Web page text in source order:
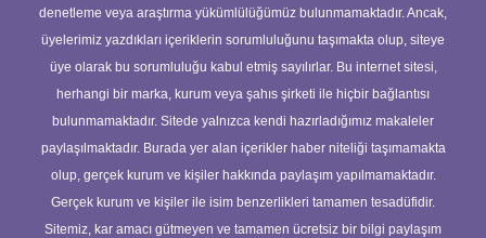
denetleme veya araştırma yükümlülüğümüz bulunmamaktadır. Ancak,
üyelerimiz yazdıkları içeriklerin sorumluluğunu taşımakta olup, siteye
üye olarak bu sorumluluğu kabul etmiş sayılırlar. Bu internet sitesi,
herhangi bir marka, kurum veya şahıs şirketi ile hiçbir bağlantısı
bulunmamaktadır. Sitede yalnızca kendi hazırladığımız makaleler
paylaşılmaktadır. Burada yer alan içerikler haber niteliği taşımamakta
olup, gerçek kurum ve kişiler hakkında paylaşım yapılmamaktadır.
Gerçek kurum ve kişiler ile isim benzerlikleri tamamen tesadüfidir.
Sitemiz, kar amacı gütmeyen ve tamamen ücretsiz bir bilgi paylaşım